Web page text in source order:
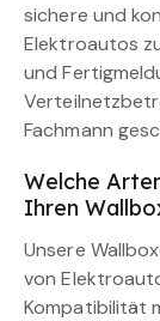
sichere und
Elektroautos
und
Fachmann
Welche
Ihren
Unsere
von
Kompatibilität